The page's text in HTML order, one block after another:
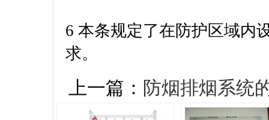
6 本条规定了在防护区域内
求。
上一篇： 防烟排烟系统